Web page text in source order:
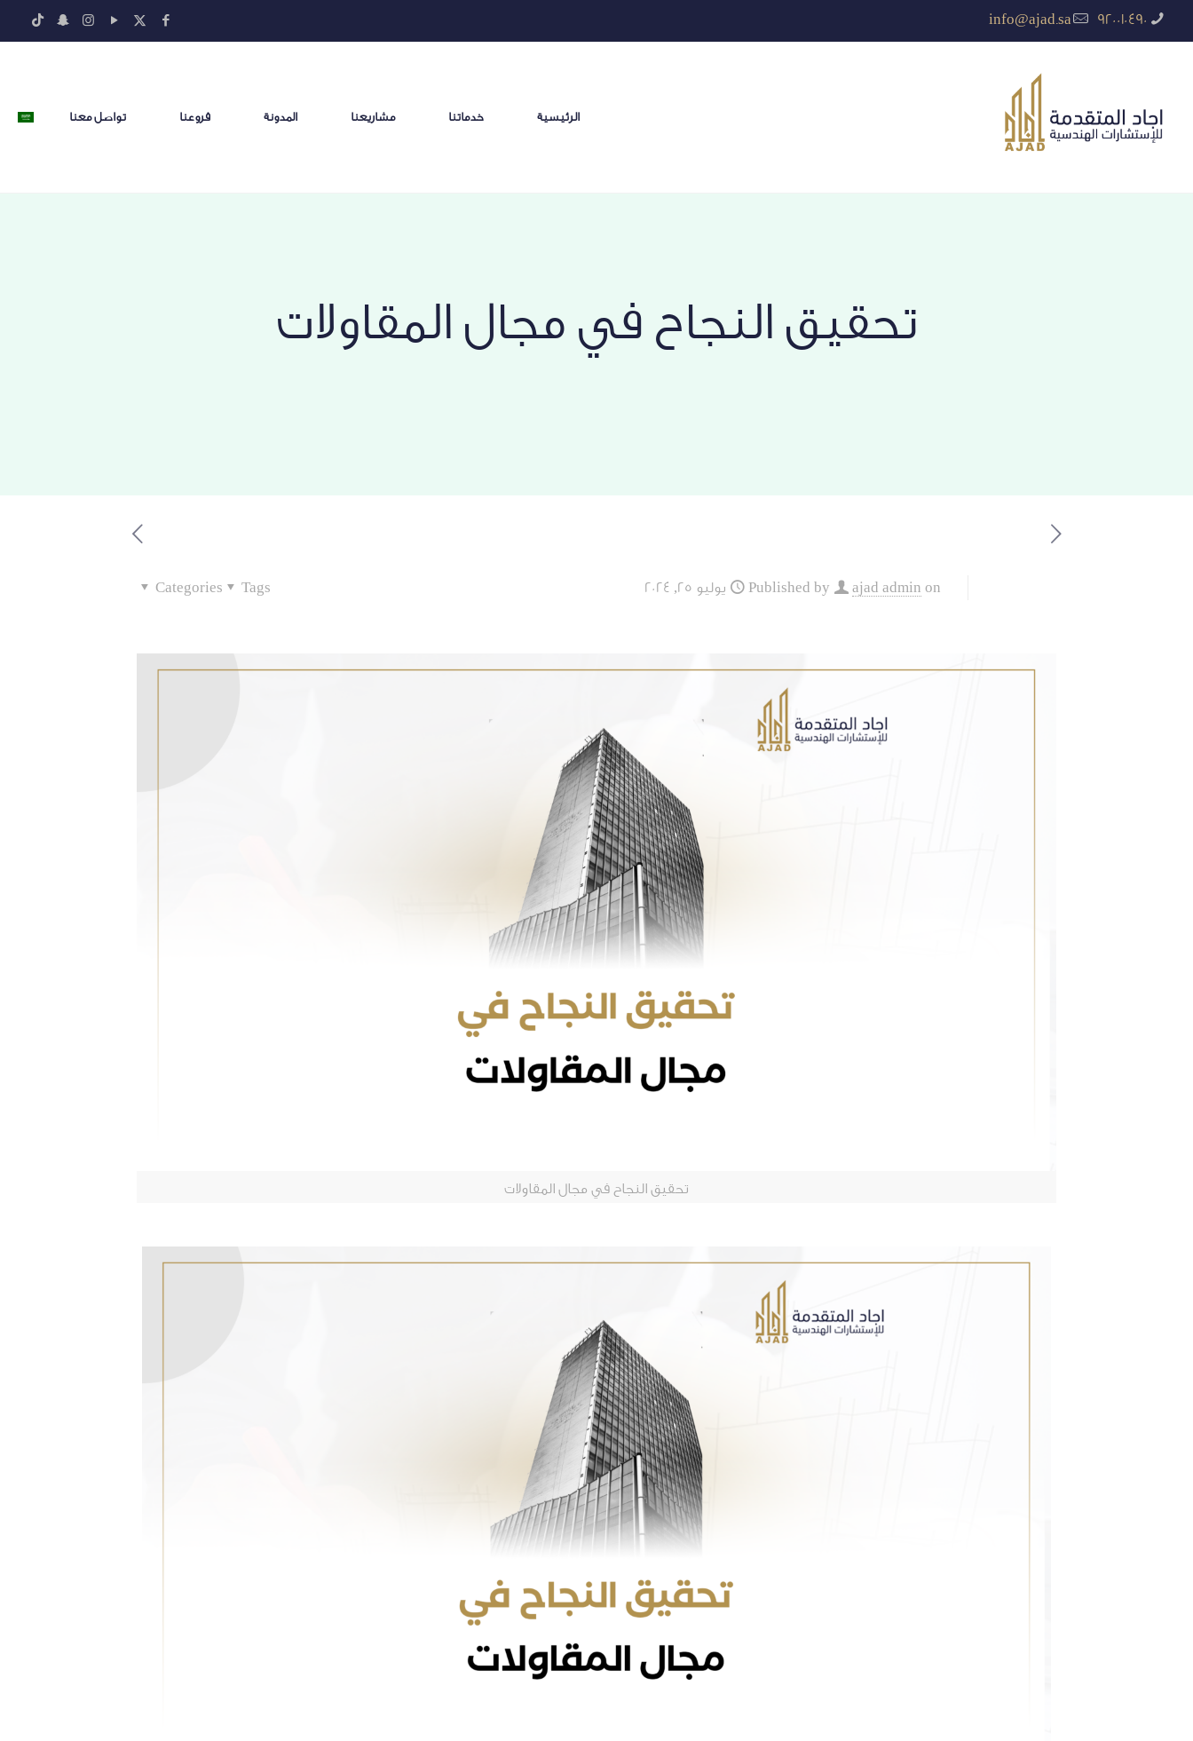
920010490
info@ajad.sa
الرئيسية خدماتنا مشاريعنا المدونة فروعنا تواصل معنا
تحقيق النجاح في مجال المقاولات
Published by ajad admin on يوليو 25, 2024 Categories Tags
تحقيق النجاح في مجال المقاولات